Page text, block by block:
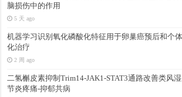
脑损伤中的作用
5 天 ago
机器学习识别氧化磷酸化特征用于卵巢癌预后和个体
化治疗
2 周 ago
二氢槲皮素抑制Trim14-JAK1-STAT3通路改善类风
节炎疼痛-抑郁共病